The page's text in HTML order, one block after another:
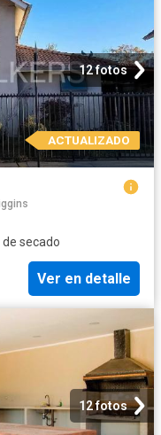
12 fotos
ACTUALIZADO
de secado
Ver en detalle
12 fotos